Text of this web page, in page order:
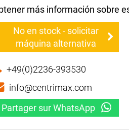
más información sobre
No en stock - solicitar
máquina alternativa
+49(0)2236-393530
info@centrimax.com
Partager sur WhatsApp